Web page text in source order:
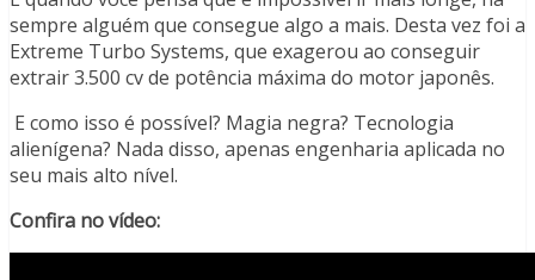
sempre alguém que consegue algo a mais. Desta vez foi a
Extreme Turbo Systems, que exagerou ao conseguir
extrair 3.500 cv de potência máxima do motor japonês.
E como isso é possível? Magia negra? Tecnologia
alienígena? Nada disso, apenas engenharia aplicada no
seu mais alto nível.
Confira no vídeo: